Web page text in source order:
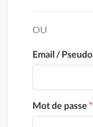
OU
Email / Pseudo
Mot de passe *